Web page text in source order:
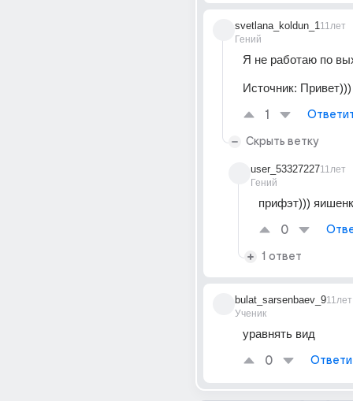
svetlana_koldun_1
Гений
11лет
Я не работаю по
Источник: Привет)))
1
Скрыть ветку
user_53327227
Гений
11лет
прифэт)))
0
1 ответ
bulat_sarsenbaev_9
Ученик
11лет
уравнять вид
0